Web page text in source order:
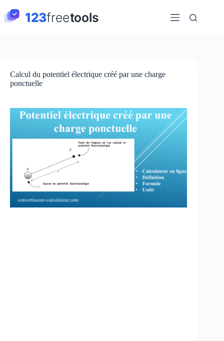
au
contenu
Calcul du potentiel électrique créé par une charge
ponctuelle